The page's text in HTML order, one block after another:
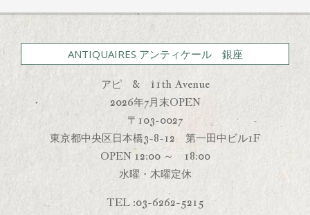
ANTIQUAIRES アンティケール 銀座
アピ & 11th Avenue
2026年7月末OPEN
〒103-0027
東京都中央区日本橋3-8-12 第一田中ビル1F
OPEN 12:00 ～ 18:00
水曜・木曜定休
TEL :03-6262-5215